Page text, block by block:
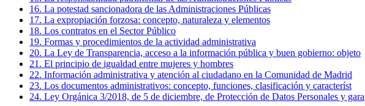
16. La potestad sancionadora de las Administraciones Públicas
17. La expropiación forzosa: concepto, naturaleza y elementos
18. Los contratos en el Sector Público
19. Formas y procedimientos de la actividad administrativa
20. La Ley de Transparencia, acceso a la información pública y buen gobierno: objeto
21. El principio de igualdad entre mujeres y hombres
22. Información administrativa y atención al ciudadano en la Comunidad de Madrid
23. Los documentos administrativos: concepto, funciones, clasificación y característ
24. Ley Orgánica 3/2018, de 5 de diciembre, de Protección de Datos Personales y gara